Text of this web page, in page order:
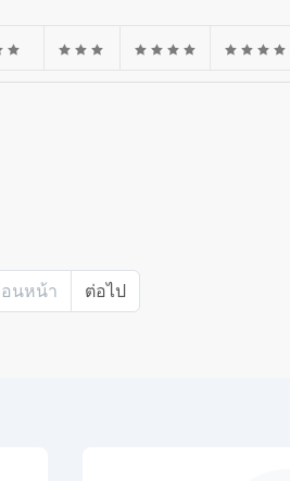
นหน้า ต่อไป